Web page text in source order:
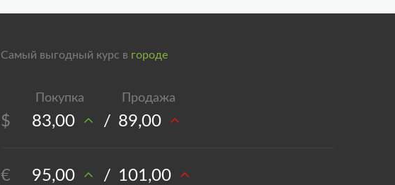
Самый выгодный курс в городе
$ 83,00 / 89,00
€ 95,00 / 101,00